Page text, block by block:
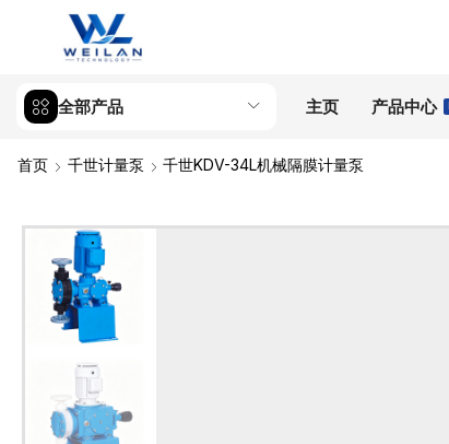
全部产品 主页 产品中心
首页 千世计量泵 千世KDV-34L机械隔膜计量泵